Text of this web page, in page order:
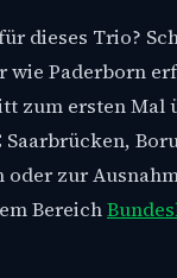
dieses Trio?
Paderborn
zum ersten
zur
Bereich